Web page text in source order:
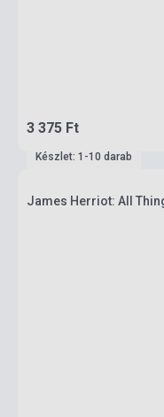
3 375 Ft
Készlet: 1-10 darab
James Herriot: All